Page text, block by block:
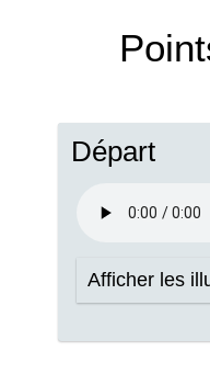
Départ
Afficher les